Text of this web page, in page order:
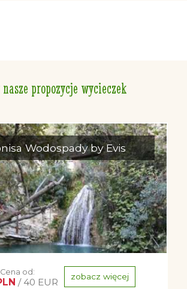
propozycje wycieczek
Wodospady by Evis
Cena od:
/ 40 EUR zobacz więcej